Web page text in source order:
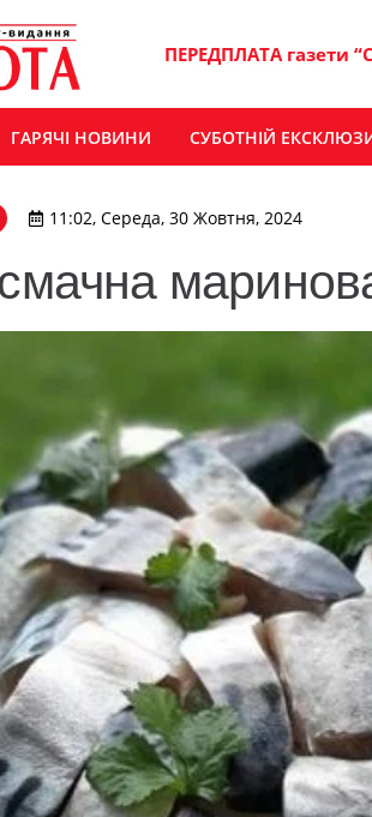
ПЕРЕДПЛАТА газети
ГАРЯЧІ НОВИНИ СУБОТНІЙ
11:02, Середа, 30 Жовтня, 2024